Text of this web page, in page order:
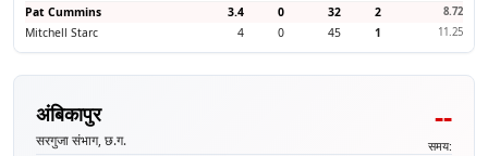
Pat Cummins
3.4 0 32 2 8.72
Mitchell Starc 4 0 45 1 11.25
अंबिकापुर
सरगुजा संभाग, छ.ग.
--
समय: